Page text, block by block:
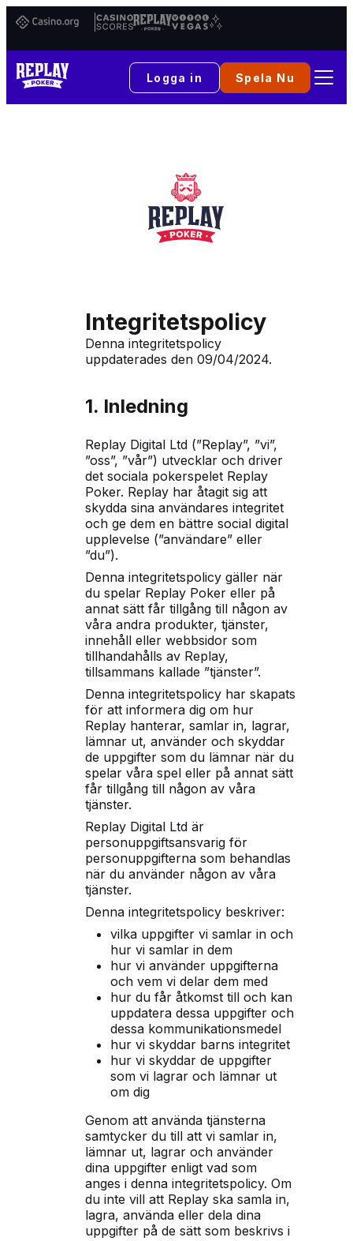
Casino.orgCasino
Scores
Replay
Poker
Vital
Vegas
Logga in Spela Nu
Integritetspolicy
Denna integritetspolicy
uppdaterades den 09/04/2024.
1. Inledning
Replay Digital Ltd (”Replay”, ”vi”,
”oss”, ”vår”) utvecklar och driver
det sociala pokerspelet Replay
Poker. Replay har åtagit sig att
skydda sina användares integritet
och ge dem en bättre social digital
upplevelse (”användare” eller
”du”).
Denna integritetspolicy gäller när
du spelar Replay Poker eller på
annat sätt får tillgång till någon av
våra andra produkter, tjänster,
innehåll eller webbsidor som
tillhandahålls av Replay,
tillsammans kallade ”tjänster”.
Denna integritetspolicy har skapats
för att informera dig om hur
Replay hanterar, samlar in, lagrar,
lämnar ut, använder och skyddar
de uppgifter som du lämnar när du
spelar våra spel eller på annat sätt
får tillgång till någon av våra
tjänster.
Replay Digital Ltd är
personuppgiftsansvarig för
personuppgifterna som behandlas
när du använder någon av våra
tjänster.
Denna integritetspolicy beskriver:
vilka uppgifter vi samlar in och
hur vi samlar in dem
hur vi använder uppgifterna
och vem vi delar dem med
hur du får åtkomst till och kan
uppdatera dessa uppgifter och
dessa kommunikationsmedel
hur vi skyddar barns integritet
hur vi skyddar de uppgifter
som vi lagrar och lämnar ut
om dig
Genom att använda tjänsterna
samtycker du till att vi samlar in,
lämnar ut, lagrar och använder
dina uppgifter enligt vad som
anges i denna integritetspolicy. Om
du inte vill att Replay ska samla in,
lagra, använda eller dela dina
uppgifter på de sätt som beskrivs i